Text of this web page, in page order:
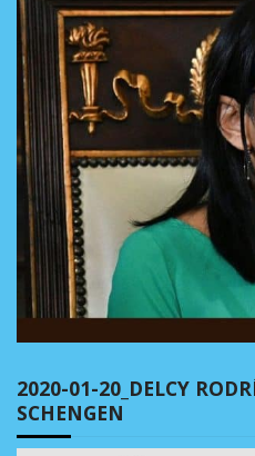
2020-01-20_DELCY
SCHENGEN